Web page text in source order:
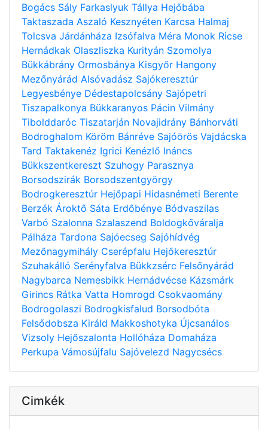
Bogács Sály Farkaslyuk Tállya Hejőbába
Taktaszada Aszaló Kesznyéten Karcsa Halmaj
Tolcsva Járdánháza Izsófalva Méra Monok Ricse
Hernádkak Olaszliszka Kurityán Szomolya
Bükkábrány Ormosbánya Kisgyőr Hangony
Mezőnyárád Alsóvadász Sajókeresztúr
Legyesbénye Dédestapolcsány Sajópetri
Tiszapalkonya Bükkaranyos Pácin Vilmány
Tibolddaróc Tiszatarján Novajidrány Bánhorváti
Bodroghalom Köröm Bánréve Sajóörös Vajdácska
Tard Taktakenéz Igrici Kenézlő Ináncs
Bükkszentkereszt Szuhogy Parasznya
Borsodszirák Borsodszentgyörgy
Bodrogkeresztúr Hejőpapi Hidasnémeti Berente
Berzék Ároktő Sáta Erdőbénye Bódvaszilas
Varbó Szalonna Szalaszend Boldogkőváralja
Pálháza Tardona Sajóecseg Sajóhídvég
Mezőnagymihály Cserépfalu Hejőkeresztúr
Szuhakálló Serényfalva Bükkzsérc Felsőnyárád
Nagybarca Nemesbikk Hernádvécse Kázsmárk
Girincs Rátka Vatta Homrogd Csokvaomány
Bodrogolaszi Bodrogkisfalud Borsodbóta
Felsődobsza Királd Makkoshotyka Újcsanálos
Vizsoly Hejőszalonta Hollóháza Domaháza
Perkupa Vámosújfalu Sajóvelezd Nagycsécs
Cimkék